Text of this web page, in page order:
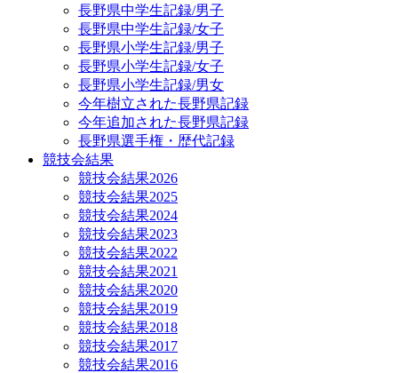
長野県中学生記録/男子
長野県中学生記録/女子
長野県小学生記録/男子
長野県小学生記録/女子
長野県小学生記録/男女
今年樹立された長野県記録
今年追加された長野県記録
長野県選手権・歴代記録
競技会結果
競技会結果2026
競技会結果2025
競技会結果2024
競技会結果2023
競技会結果2022
競技会結果2021
競技会結果2020
競技会結果2019
競技会結果2018
競技会結果2017
競技会結果2016